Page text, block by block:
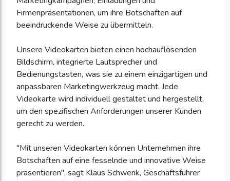
Firmenpräsentationen, um ihre Botschaften auf
beeindruckende Weise zu übermitteln.
Unsere Videokarten bieten einen hochauflösenden
Bildschirm, integrierte Lautsprecher und
Bedienungstasten, was sie zu einem einzigartigen und
anpassbaren Marketingwerkzeug macht. Jede
Videokarte wird individuell gestaltet und hergestellt,
um den spezifischen Anforderungen unserer Kunden
gerecht zu werden.
"Mit unseren Videokarten können Unternehmen ihre
Botschaften auf eine fesselnde und innovative Weise
präsentieren", sagt Klaus Schwenk, Geschäftsführer